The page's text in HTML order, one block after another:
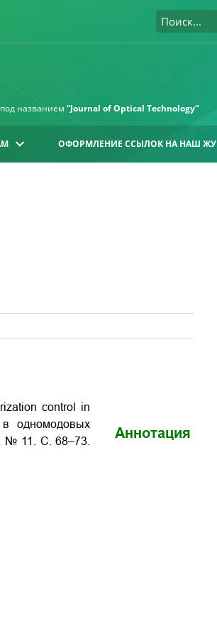
названием “Journal of Optical Technology“
ОФОРМЛЕНИЕ ССЫЛОК НА НАШ
control in
одномодовых
№ 11. С. 68–73.
Аннотация